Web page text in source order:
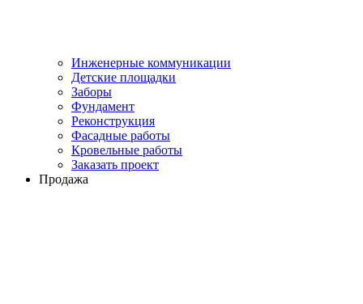
Инженерные коммуникации
Детские площадки
Заборы
Фундамент
Реконструкция
Фасадные работы
Кровельные работы
Заказать проект
Продажа